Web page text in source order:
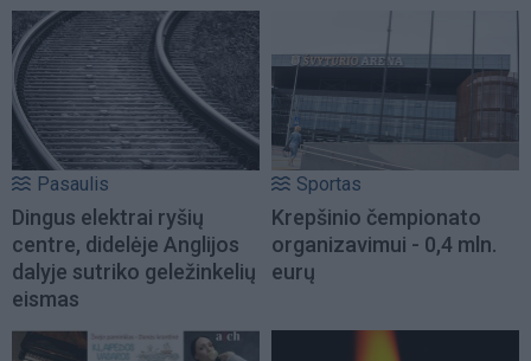
Pasaulis
Dingus elektrai ryšių
centre, didelėje Anglijos
dalyje sutriko geležinkelių
eismas
Sportas
Krepšinio čempionato
organizavimui - 0,4 mln.
eurų